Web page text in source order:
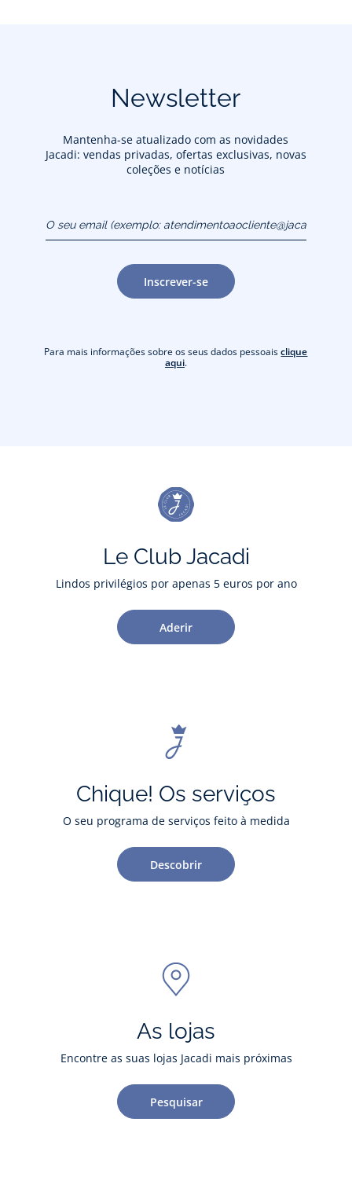
Newsletter
Mantenha-se atualizado com as novidades
Jacadi: vendas privadas, ofertas exclusivas, novas
coleções e notícias
atendimentoaocliente@jacadi.pt)
Inscrever-se
Para mais informações sobre os seus dados pessoaisclique
aqui.
Le Club Jacadi
Lindos privilégios por apenas 5 euros por ano
Aderir
Chique! Os serviços
O seu programa de serviços feito à medida
Descobrir
As lojas
Encontre as suas lojas Jacadi mais próximas
Pesquisar